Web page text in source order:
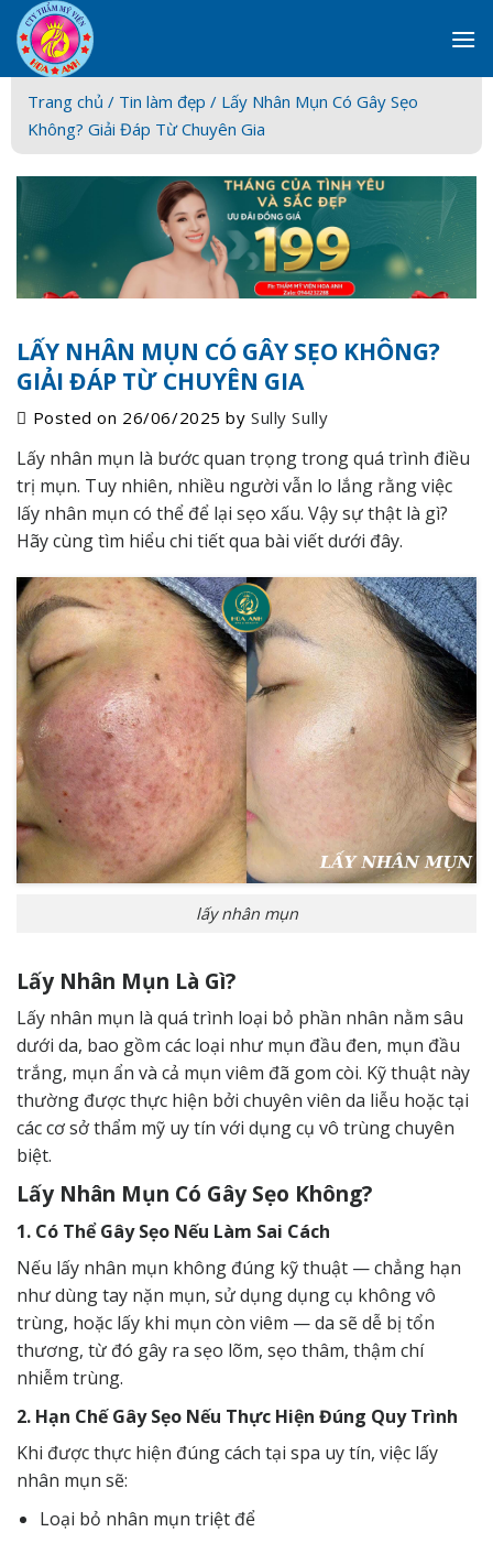
Skip
to
content
Trang chủ / Tin làm đẹp / Lấy Nhân Mụn Có Gây Sẹo
Không? Giải Đáp Từ Chuyên Gia
LẤY NHÂN MỤN CÓ GÂY SẸO KHÔNG?
GIẢI ĐÁP TỪ CHUYÊN GIA
Posted on 26/06/2025 bySully Sully
Lấy nhân mụn là bước quan trọng trong quá trình điều
trị mụn. Tuy nhiên, nhiều người vẫn lo lắng rằng việc
lấy nhân mụn có thể để lại sẹo xấu. Vậy sự thật là gì?
Hãy cùng tìm hiểu chi tiết qua bài viết dưới đây.
lấy nhân mụn
Lấy Nhân Mụn Là Gì?
Lấy nhân mụn là quá trình loại bỏ phần nhân nằm sâu
dưới da, bao gồm các loại như mụn đầu đen, mụn đầu
trắng, mụn ẩn và cả mụn viêm đã gom còi. Kỹ thuật này
thường được thực hiện bởi chuyên viên da liễu hoặc tại
các cơ sở thẩm mỹ uy tín với dụng cụ vô trùng chuyên
biệt.
Lấy Nhân Mụn Có Gây Sẹo Không?
1. Có Thể Gây Sẹo Nếu Làm Sai Cách
Nếu lấy nhân mụn không đúng kỹ thuật — chẳng hạn
như dùng tay nặn mụn, sử dụng dụng cụ không vô
trùng, hoặc lấy khi mụn còn viêm — da sẽ dễ bị tổn
thương, từ đó gây ra sẹo lõm, sẹo thâm, thậm chí
nhiễm trùng.
2. Hạn Chế Gây Sẹo Nếu Thực Hiện Đúng Quy Trình
Khi được thực hiện đúng cách tại spa uy tín, việc lấy
nhân mụn sẽ:
Loại bỏ nhân mụn triệt để